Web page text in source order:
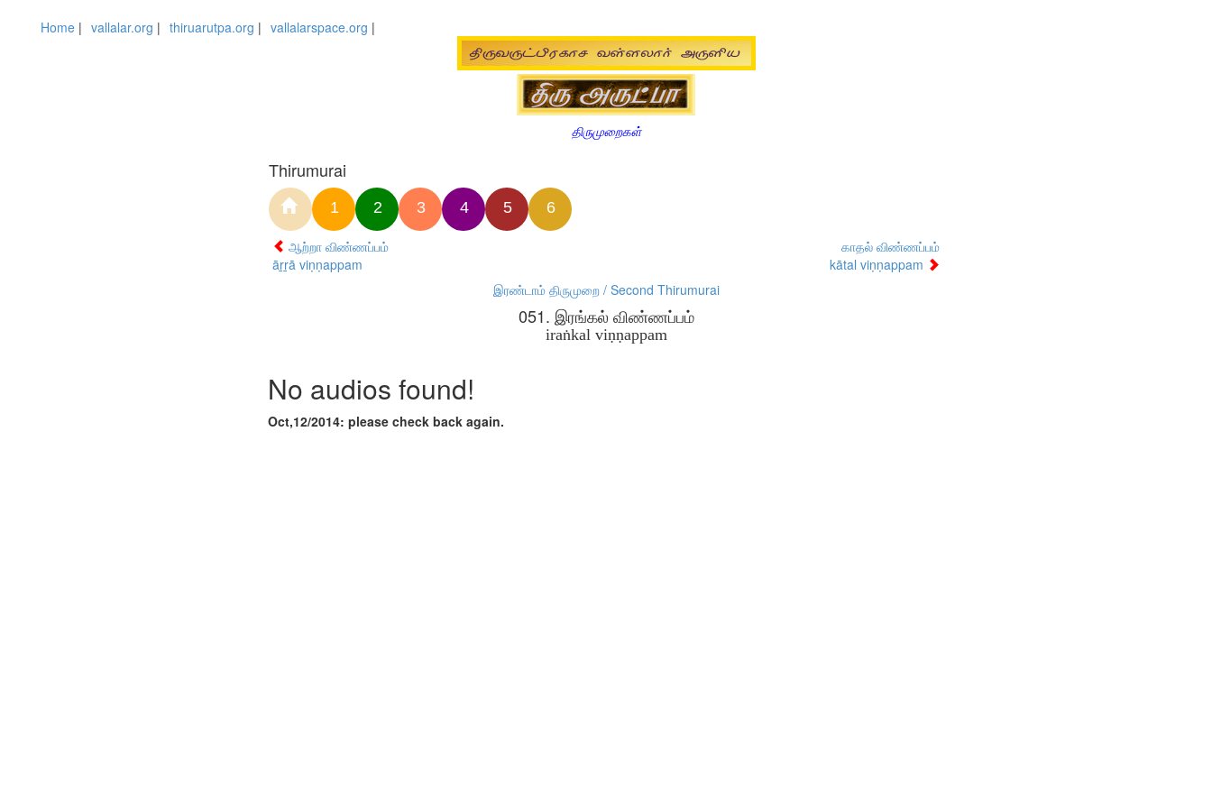
Home | vallalar.org | thiruarutpa.org | vallalarspace.org |
திருமுறைகள்
Thirumurai
1 2 3 4 5 6
ஆற்றா விண்ணப்பம்
āṟṟā viṇṇappam
காதல் விண்ணப்பம்
kātal viṇṇappam
இரண்டாம் திருமுறை / Second Thirumurai
051. இரங்கல் விண்ணப்பம்
iraṅkal viṇṇappam
No audios found!
Oct,12/2014: please check back again.